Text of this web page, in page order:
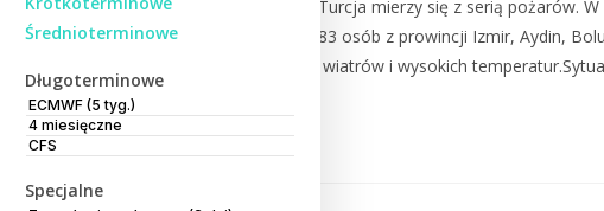
Średnioterminowe
Długoterminowe
ECMWF (5 tyg.)
4 miesięczne
CFS
Specjalne
Ogniska pożarów w Turcji​ Turcja mierzy się z serią pożarów.
konieczność ewakuacji 3583 osób z prowincji Izmir, Aydin,
niskiej wilgotności, silnych wiatrów i wysokich temperatur.​